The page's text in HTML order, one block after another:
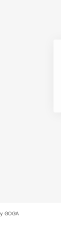
GOGA